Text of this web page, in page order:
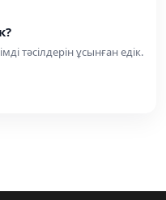
тәсілдерін ұсынған едік.